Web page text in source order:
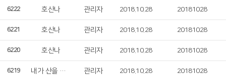
6222 호산나 관리자 2018.10.28 20181028
6221 호산나 관리자 2018.10.28 20181028
6220 호산나 관리자 2018.10.28 20181028
6219 내가 산을 향하여 관리자 2018.10.28 20181028